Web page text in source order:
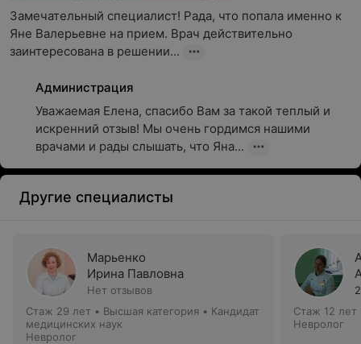
Замечательный специалист! Рада, что попала именно к
Яне Валерьевне на прием. Врач действительно
заинтересована в решении...
Администрация
Уважаемая Елена, спасибо Вам за такой теплый и
искренний отзыв! Мы очень гордимся нашими
врачами и рады слышать, что Яна...
Другие специалисты
Марьенко
Ирина Павловна
Нет отзывов
Стаж 29 лет • Высшая категория • Кандидат
медицинских наук
Невролог
Стаж 12 лет
Невролог